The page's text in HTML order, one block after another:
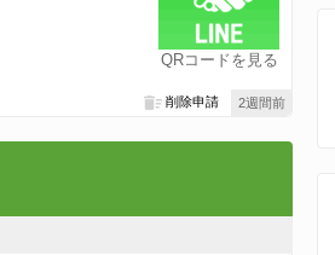
QRコードを見る
2週間前
削除申請